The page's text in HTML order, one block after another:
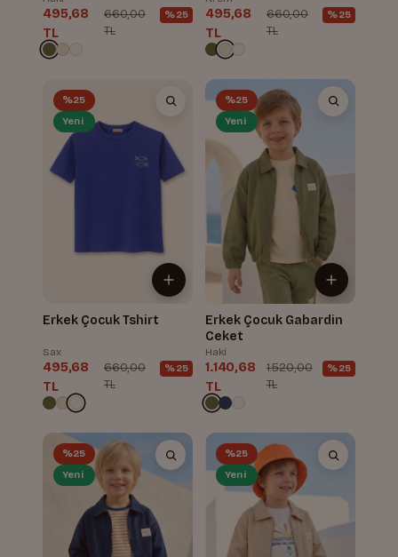
495,68
TL
660,00
TL
%25
495,68
TL
660,00
TL
%25
%25
Yeni
Erkek Çocuk Tshirt
Sax
495,68
TL
660,00
TL
%25
%25
Yeni
Erkek Çocuk Gabardin
Ceket
Haki
1.140,68
TL
1.520,00
TL
%25
%25
Yeni
%25
Yeni